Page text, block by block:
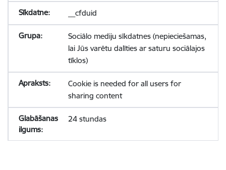
__cfduid
Sociālo mediju sīkdatnes (nepieciešamas,
lai Jūs varētu dalīties ar saturu sociālajos
tīklos)
Cookie is needed for all users for
sharing content
24 stundas